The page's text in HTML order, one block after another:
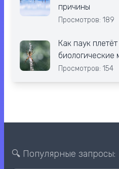
причины
Просмотров: 189
Как паук
биологические
Просмотров: 154
🔍 Популярные запросы: